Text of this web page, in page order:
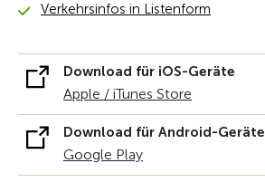
Verkehrsinfos in Listenform
Download für iOS-Geräte
Apple / iTunes Store
Download für Android-Geräte
Google Play